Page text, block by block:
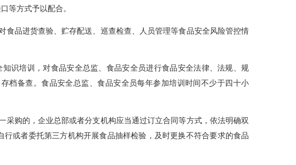
等方式予以配合。
品进货查验、贮存配送、巡查检查、人员管理等食品安全风险管控情
培训，对食品安全总监、食品安全员进行食品安全法律、法规、规
档备查。食品安全总监、食品安全员每年参加培训时间不少于四十小
购的，企业总部或者分支机构应当通过订立合同等方式，依法明确双
或者委托第三方机构开展食品抽样检验，及时更换不符合要求的食品